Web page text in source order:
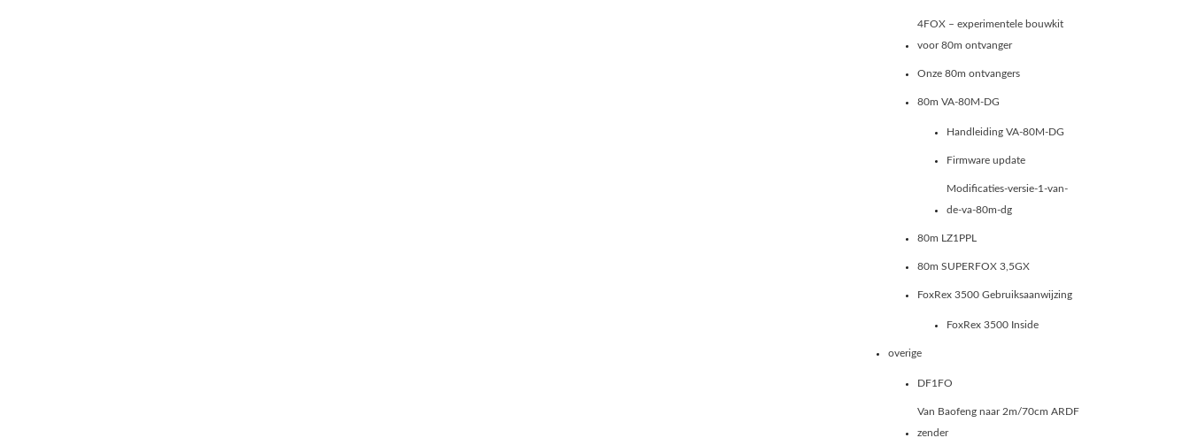
4FOX – experimentele bouwkit
voor 80m ontvanger
Onze 80m ontvangers
80m VA-80M-DG
Handleiding VA-80M-DG
Firmware update
Modificaties-versie-1-van-
de-va-80m-dg
80m LZ1PPL
80m SUPERFOX 3,5GX
FoxRex 3500 Gebruiksaanwijzing
FoxRex 3500 Inside
overige
DF1FO
Van Baofeng naar 2m/70cm ARDF
zender